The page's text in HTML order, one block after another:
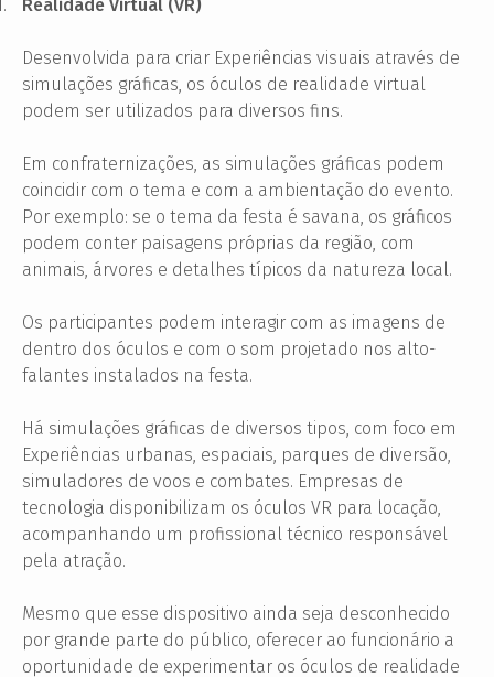
Realidade Virtual (VR)
Desenvolvida para criar Experiências visuais através de
simulações gráficas, os óculos de realidade virtual
podem ser utilizados para diversos fins.
Em confraternizações, as simulações gráficas podem
coincidir com o tema e com a ambientação do evento.
Por exemplo: se o tema da festa é savana, os gráficos
podem conter paisagens próprias da região, com
animais, árvores e detalhes típicos da natureza local.
Os participantes podem interagir com as imagens de
dentro dos óculos e com o som projetado nos alto-
falantes instalados na festa.
Há simulações gráficas de diversos tipos, com foco em
Experiências urbanas, espaciais, parques de diversão,
simuladores de voos e combates. Empresas de
tecnologia disponibilizam os óculos VR para locação,
acompanhando um profissional técnico responsável
pela atração.
Mesmo que esse dispositivo ainda seja desconhecido
por grande parte do público, oferecer ao funcionário a
oportunidade de experimentar os óculos de realidade